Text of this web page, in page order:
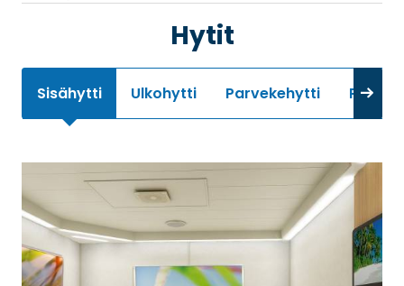
Hytit
Sisähytti Ulkohytti Parvekehytti